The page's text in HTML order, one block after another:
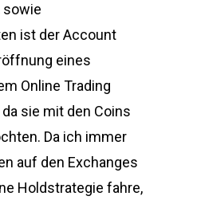
sowie
ist der Account
eines
Online Trading
sie mit den Coins
Da ich immer
auf den Exchanges
Holdstrategie fahre,